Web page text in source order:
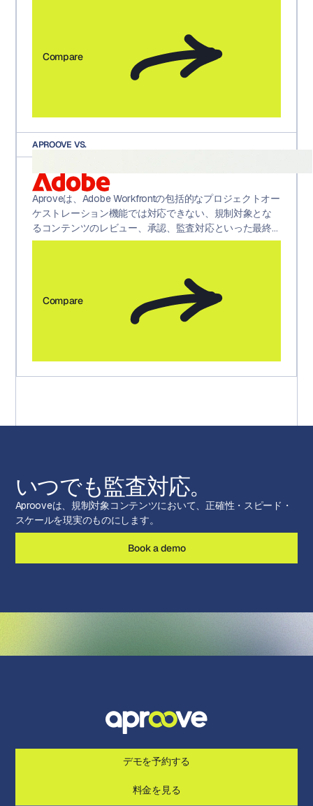
Compare
APROOVE VS.
Aproveは、Adobe Workfrontの包括的なプロジェクトオー
ケストレーション機能では対応できない、規制対象とな
るコンテンツのレビュー、承認、監査対応といった最終
段階を管理することで、Workfrontを補完します。
Compare
いつでも監査対応。
Aprooveは、規制対象コンテンツにおいて、正確性・スピード・
スケールを現実のものにします。
Book a demo
デモを予約する
料金を見る